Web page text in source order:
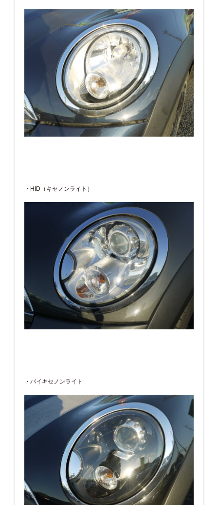
・HID（キセノンライト）
・バイキセノンライト